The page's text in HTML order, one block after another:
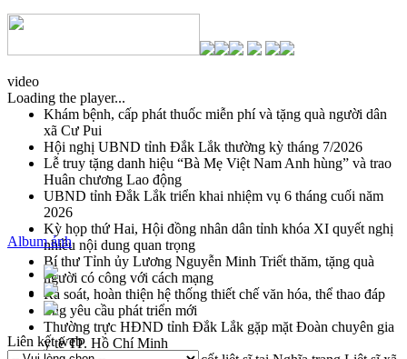
video
Loading the player...
Khám bệnh, cấp phát thuốc miễn phí và tặng quà người dân
xã Cư Pui
Hội nghị UBND tỉnh Đắk Lắk thường kỳ tháng 7/2026
Lễ truy tặng danh hiệu “Bà Mẹ Việt Nam Anh hùng” và trao
Huân chương Lao động
UBND tỉnh Đắk Lắk triển khai nhiệm vụ 6 tháng cuối năm
2026
Kỳ họp thứ Hai, Hội đồng nhân dân tỉnh khóa XI quyết nghị
nhiều nội dung quan trọng
Bí thư Tỉnh ủy Lương Nguyễn Minh Triết thăm, tặng quà
người có công với cách mạng
Rà soát, hoàn thiện hệ thống thiết chế văn hóa, thể thao đáp
ứng yêu cầu phát triển mới
Thường trực HĐND tỉnh Đắk Lắk gặp mặt Đoàn chuyên gia
y tế TP. Hồ Chí Minh
Album ảnh
Liên kết web